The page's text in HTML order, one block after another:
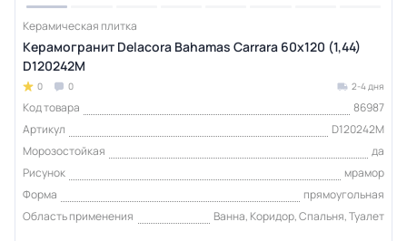
Керамическая плитка
Керамогранит Delacora Bahamas Carrara 60x120 (1,44)
D120242M
0 0 2-4 дня
Код товара
86987
Артикул
D120242M
Морозостойкая
да
Рисунок
мрамор
Форма
прямоугольная
Область применения
Ванна, Коридор, Спальня, Туалет